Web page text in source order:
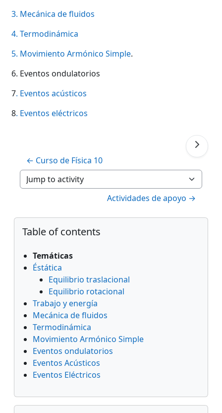
3. Mecánica de fluidos
4. Termodinámica
5. Movimiento Armónico Simple.
6. Eventos ondulatorios
7. Eventos acústicos
8. Eventos eléctricos
← Curso de Física 10
Jump to activity
Actividades de apoyo →
Blocks
Skip Table of contents
Table of contents
Temáticas
Éstática
Equilibrio traslacional
Equilibrio rotacional
Trabajo y energía
Mecánica de fluidos
Termodinámica
Movimiento Armónico Simple
Eventos ondulatorios
Eventos Acústicos
Eventos Eléctricos
Skip Navigation